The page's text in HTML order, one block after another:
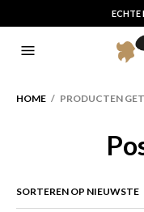
ECHTE
HOME / PRODUCTEN